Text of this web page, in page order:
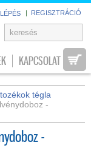
| REGISZTRÁCIÓ
KAPCSOLAT
tégla
-
-